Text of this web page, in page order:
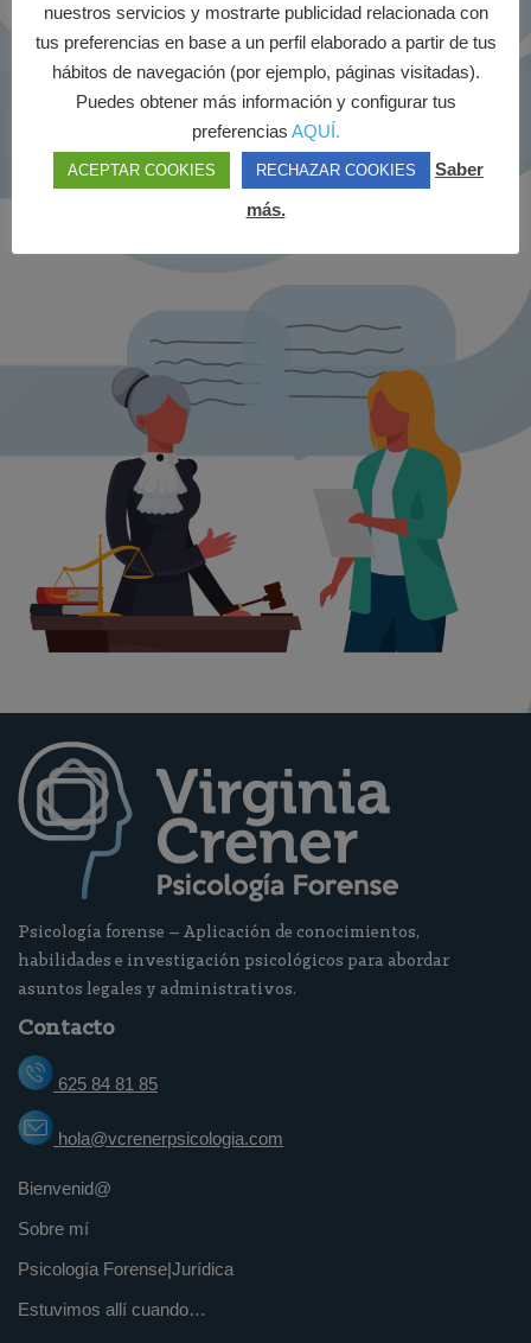
Somos el apoyo del abogado para los casos en que esté
implicada una conducta o emoción humana, hablamos
por ti y por tus hijos. Custodias, incapacidades,
discapacidades, bullyng, mobbing, daños morales,
denuncias falsas, acoso, maltrato, viogen, estamos allí
para explicarle al Juez qué te pasa y por qué.
Psicología forense – Aplicación de conocimientos,
habilidades e investigación psicológicos para abordar
asuntos legales y administrativos.
Contacto
625 84 81 85
hola@vcrenerpsicologia.com
Bienvenid@
Sobre mí
Psicología Forense|Jurídica
Estuvimos allí cuando…
nuestros servicios y mostrarte publicidad relacionada con
tus preferencias en base a un perfil elaborado a partir de tus
hábitos de navegación (por ejemplo, páginas visitadas).
Puedes obtener más información y configurar tus
preferencias AQUÍ.
ACEPTAR COOKIES RECHAZAR COOKIES Saber
más.